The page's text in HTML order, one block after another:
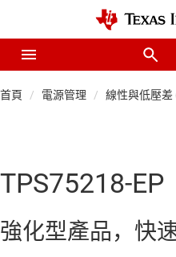
首頁 電源管理 線性與低壓差
TPS75218-EP
強化型產品，快